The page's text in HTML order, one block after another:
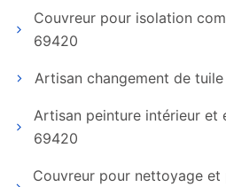
Couvreur pour isolation
69420
Artisan changement de
Artisan peinture intérieur et
69420
Couvreur pour nettoyage et